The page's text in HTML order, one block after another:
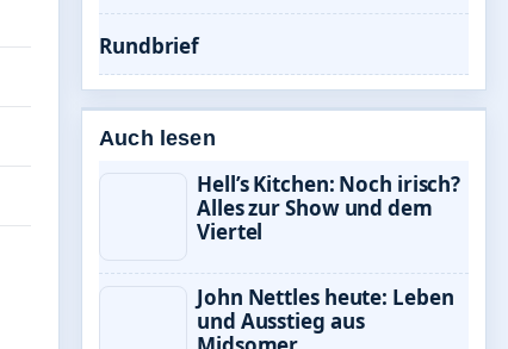
Rundbrief
Auch lesen
Hell’s Kitchen: Noch irisch?
Alles zur Show und dem
Viertel
John Nettles heute: Leben
und Ausstieg aus